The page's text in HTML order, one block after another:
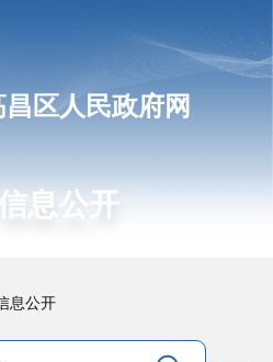
区人民政府网
息公开
息公开